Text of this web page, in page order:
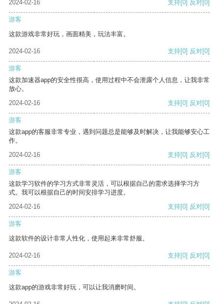
2024-02-16 支持[0] 反对[0]
游客
这款游戏非常好玩，画面精美，玩法丰富。
2024-02-16 支持[0] 反对[0]
游客
这款加速器app的安全性很高，使用过程中不会泄露个人信息，让我非常
放心。
2024-02-16
支持[0] 反对[0]
游客
这款app的客服非常专业，遇到问题总是能够及时解决，让我能够安心工
作。
2024-02-16
支持[0] 反对[0]
游客
这款学习软件的学习方式非常灵活，可以根据自己的需求选择学习方
式。我可以根据自己的时间安排学习进度。
2024-02-16
支持[0] 反对[0]
游客
这款软件的设计非常人性化，使用起来非常舒服。
2024-02-16 支持[0] 反对[0]
游客
这款app的游戏非常好玩，可以让我消磨时间。